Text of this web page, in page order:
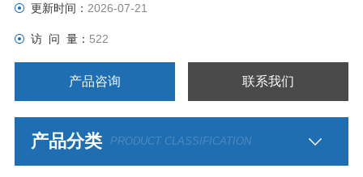
更新时间： 2026-07-21
访 问 量： 522
产品咨询 联系我们
产品分类 PRODUCT CLASSIFICATION